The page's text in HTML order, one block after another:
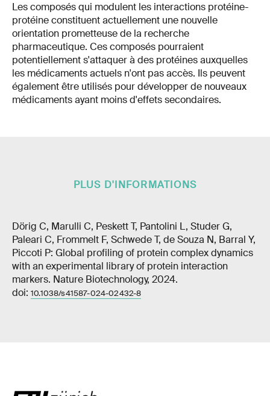
Les composés qui modulent les interactions protéine-
protéine constituent actuellement une nouvelle
orientation prometteuse de la recherche
pharmaceutique. Ces composés pourraient
potentiellement s'attaquer à des protéines auxquelles
les médicaments actuels n'ont pas accès. Ils peuvent
également être utilisés pour développer de nouveaux
médicaments ayant moins d'effets secondaires.
PLUS D'INFORMATIONS
Dörig C, Marulli C, Peskett T, Pantolini L, Studer G,
Paleari C, Frommelt F, Schwede T, de Souza N, Barral Y,
Piccoti P: Global profiling of protein complex dynamics
with an experimental library of protein interaction
markers. Nature Biotechnology, 2024.
doi: 10.1038/s41587-024-02432-8